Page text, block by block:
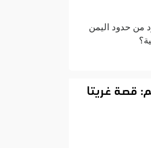
من حدود اليمن
قصة غريتا